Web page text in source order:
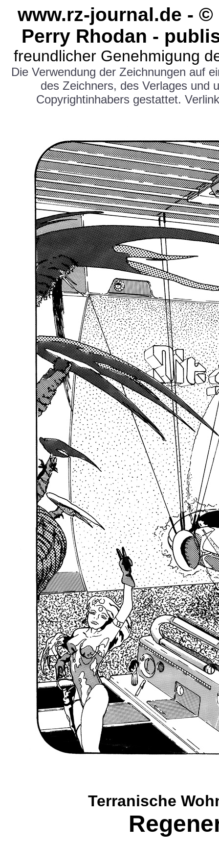
www.rz-journal.de -
Perry Rhodan -
freundlicher Genehmigung
Die Verwendung der Zeichnungen auf
des Zeichners, des Verlages und
Copyrightinhabers gestattet.
Terranische